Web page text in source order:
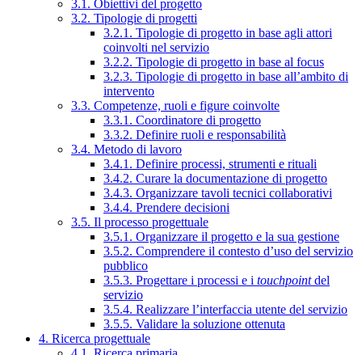
3.1. Obiettivi del progetto
3.2. Tipologie di progetti
3.2.1. Tipologie di progetto in base agli attori
coinvolti nel servizio
3.2.2. Tipologie di progetto in base al focus
3.2.3. Tipologie di progetto in base all’ambito di
intervento
3.3. Competenze, ruoli e figure coinvolte
3.3.1. Coordinatore di progetto
3.3.2. Definire ruoli e responsabilità
3.4. Metodo di lavoro
3.4.1. Definire processi, strumenti e rituali
3.4.2. Curare la documentazione di progetto
3.4.3. Organizzare tavoli tecnici collaborativi
3.4.4. Prendere decisioni
3.5. Il processo progettuale
3.5.1. Organizzare il progetto e la sua gestione
3.5.2. Comprendere il contesto d’uso del servizio
pubblico
3.5.3. Progettare i processi e i touchpointdel
servizio
3.5.4. Realizzare l’interfaccia utente del servizio
3.5.5. Validare la soluzione ottenuta
4. Ricerca progettuale